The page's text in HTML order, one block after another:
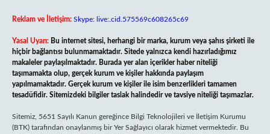
Reklam ve İletişim: Skype: live:.cid.575569c608265c69
Yasal Uyarı: Bu internet sitesi, herhangi bir marka, kurum veya şahıs şirketi ile
hiçbir bağlantısı bulunmamaktadır. Sitede yalnızca kendi hazırladığımız
makaleler paylaşılmaktadır. Burada yer alan içerikler haber niteliği
taşımamakta olup, gerçek kurum ve kişiler hakkında paylaşım
yapılmamaktadır. Gerçek kurum ve kişiler ile isim benzerlikleri tamamen
tesadüfidir. Sitemizdeki bilgiler taslak halindedir ve tavsiye niteliği taşımazlar.
Sitemiz, 5651 Sayılı Kanun gereğince Bilgi Teknolojileri ve İletişim Kurumu
(BTK) tarafından onaylanmış bir Yer Sağlayıcı olarak hizmet vermektedir. Bu